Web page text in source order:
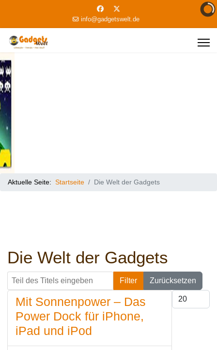
info@gadgetswelt.de
Aktuelle Seite: Startseite Die Welt der Gadgets
Die Welt der Gadgets
Teil des Titels eingeben
Filter Zurücksetzen
Anzeige #
Mit Sonnenpower – Das
Power Dock für iPhone,
iPad und iPod